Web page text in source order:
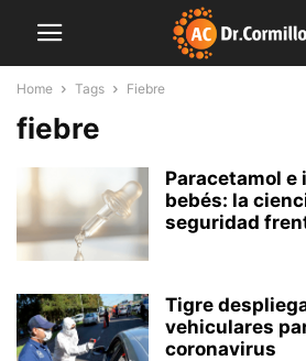
Home Tags Fiebre
fiebre
Paracetamol e
bebés: la
seguridad
Tigre
vehiculares
coronavirus